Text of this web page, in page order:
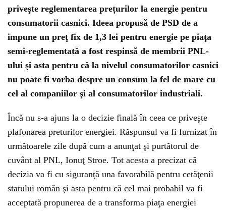
priveşte reglementarea prețurilor la energie pentru
consumatorii casnici. Ideea propusă de PSD de a
impune un preţ fix de 1,3 lei pentru energie pe piaţa
semi-reglementată a fost respinsă de membrii PNL-
ului şi asta pentru că la nivelul consumatorilor casnici
nu poate fi vorba despre un consum la fel de mare cu
cel al companiilor şi al consumatorilor industriali.
Încă nu s-a ajuns la o decizie finală în ceea ce priveşte
plafonarea preturilor energiei. Răspunsul va fi furnizat în
următoarele zile după cum a anunţat şi purtătorul de
cuvânt al PNL, Ionuţ Stroe. Tot acesta a precizat că
decizia va fi cu siguranţă una favorabilă pentru cetăţenii
statului român şi asta pentru că cel mai probabil va fi
acceptată propunerea de a transforma piaţa energiei